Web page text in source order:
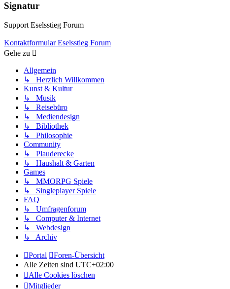
Signatur
Support Eselsstieg Forum
Kontaktformular Eselsstieg Forum
Gehe zu
Allgemein
↳ Herzlich Willkommen
Kunst & Kultur
↳ Musik
↳ Reisebüro
↳ Mediendesign
↳ Bibliothek
↳ Philosophie
Community
↳ Plauderecke
↳ Haushalt & Garten
Games
↳ MMORPG Spiele
↳ Singleplayer Spiele
FAQ
↳ Umfragenforum
↳ Computer & Internet
↳ Webdesign
↳ Archiv
Portal
Foren-Übersicht
Alle Zeiten sind UTC+02:00
Alle Cookies löschen
Mitglieder